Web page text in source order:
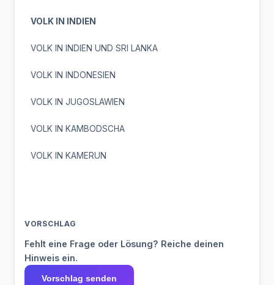
VOLK IN INDIEN
VOLK IN INDIEN UND SRI LANKA
VOLK IN INDONESIEN
VOLK IN JUGOSLAWIEN
VOLK IN KAMBODSCHA
VOLK IN KAMERUN
VORSCHLAG
Fehlt eine Frage oder Lösung? Reiche deinen
Hinweis ein.
Vorschlag senden